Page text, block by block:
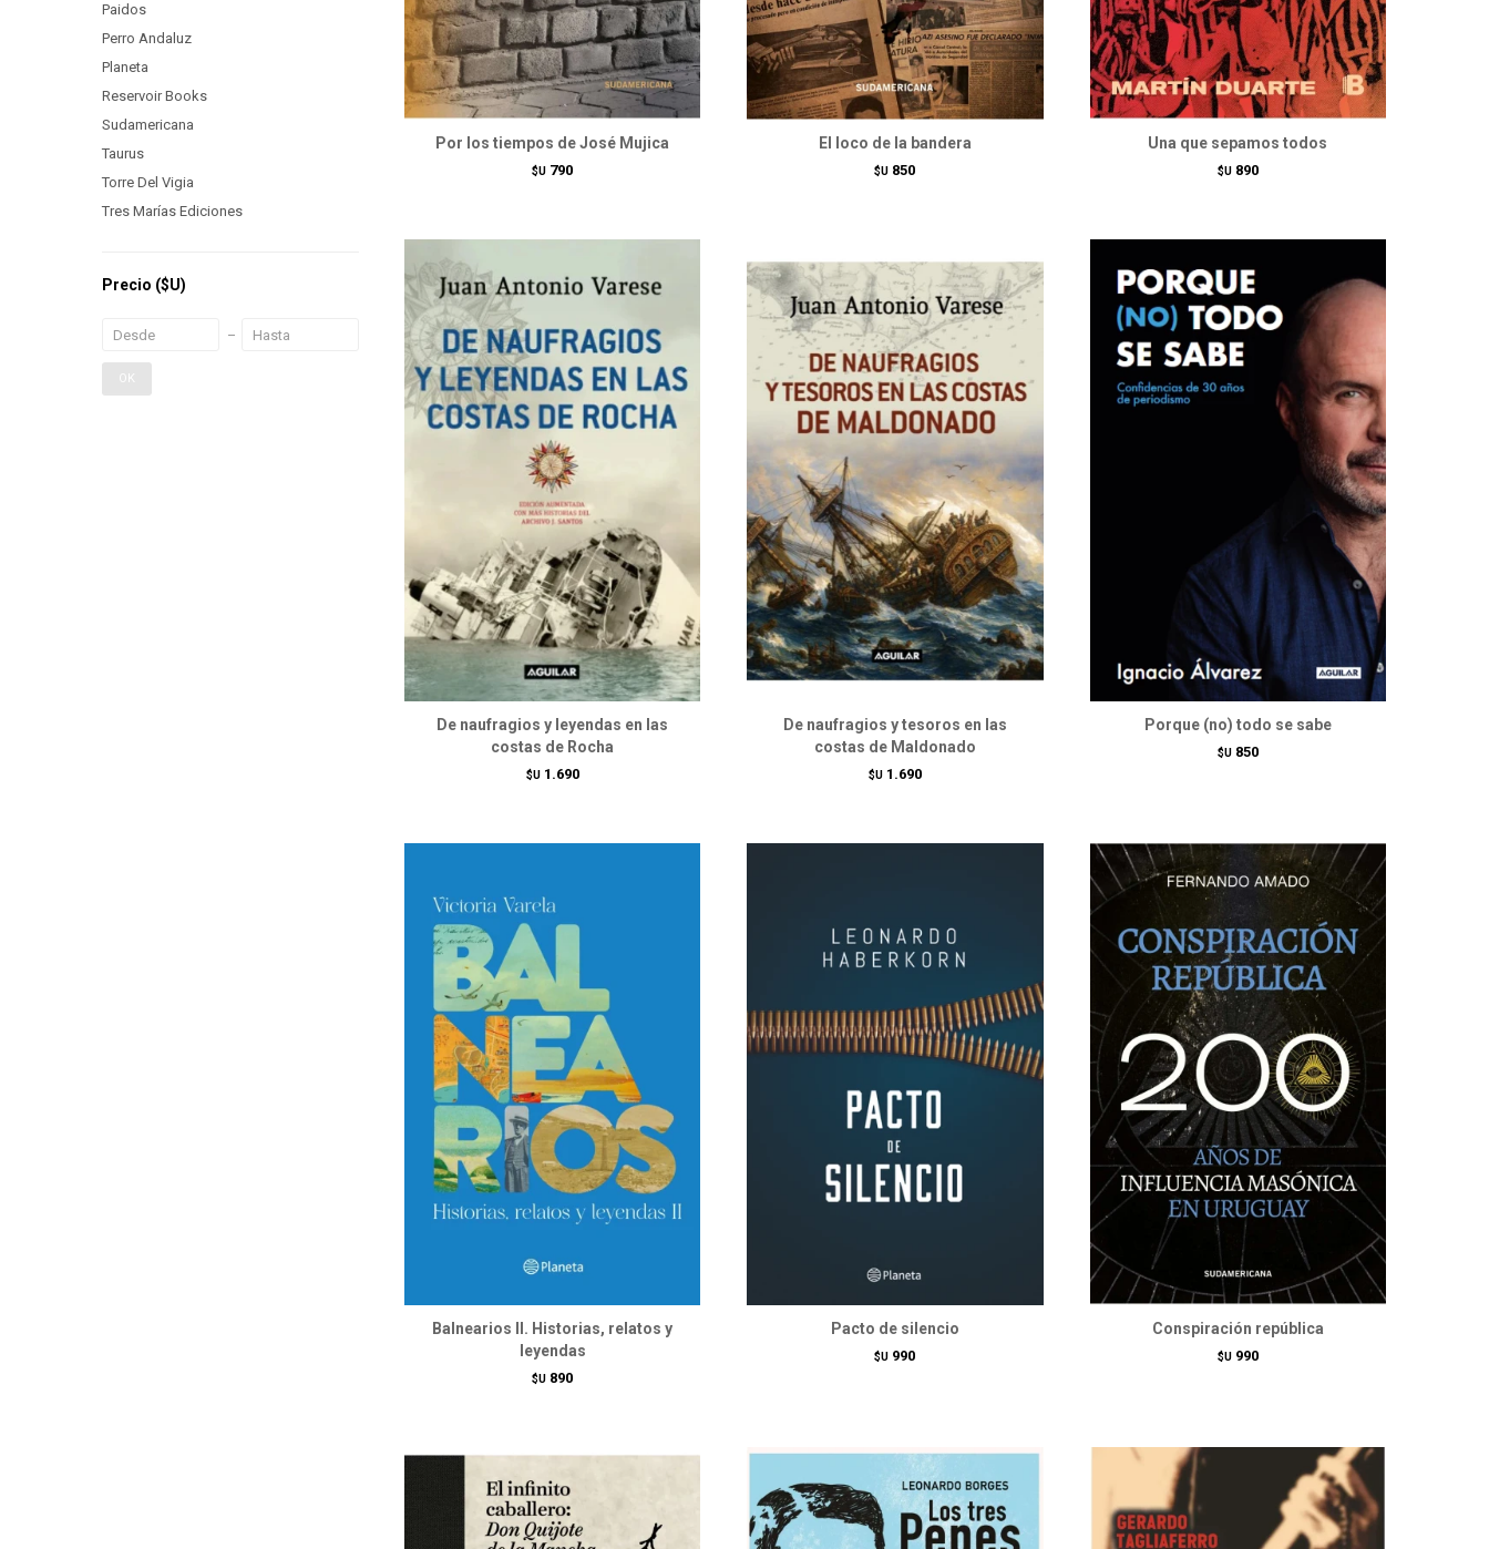
Por los tiempos de José Mujica
$U 790
El loco de la bandera
$U 850
Una que sepamos todos
$U 890
De naufragios y leyendas en las
costas de Rocha
$U 1.690
De naufragios y tesoros en las
costas de Maldonado
$U 1.690
Porque (no) todo se sabe
$U 850
Balnearios II. Historias, relatos y
leyendas
$U 890
Pacto de silencio
$U 990
Conspiración república
$U 990
Paidos
Perro Andaluz
Planeta
Reservoir Books
Sudamericana
Taurus
Torre Del Vigia
Tres Marías Ediciones
Precio ($U)
OK